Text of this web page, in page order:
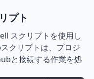
プト
スクリプトを使用し
クリプトは、プロジ
と接続する作業を処